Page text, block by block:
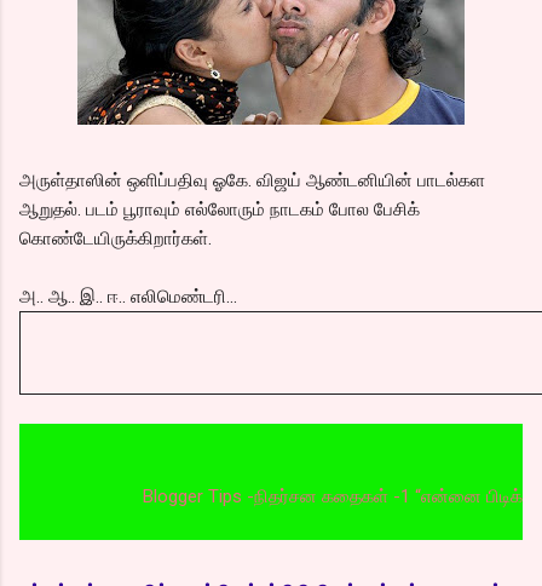
அருள்தாஸின் ஒளிப்பதிவு ஓகே. விஜய் ஆண்டனியின் பாடல்கள
ஆறுதல். படம் பூராவும் எல்லோரும் நாடகம் போல பேசிக்
கொண்டேயிருக்கிறார்கள்.
அ.. ஆ.. இ.. ஈ.. எலிமெண்டரி...
Blogger Tips -நிதர்சன கதைகள் -1 “என்னை